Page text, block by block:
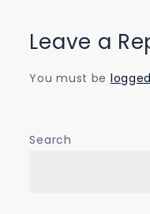
Leave a
You must be
Search